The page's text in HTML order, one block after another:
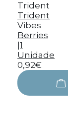
Trident
Trident
Vibes
Berries
|1
Unidade
0,92€